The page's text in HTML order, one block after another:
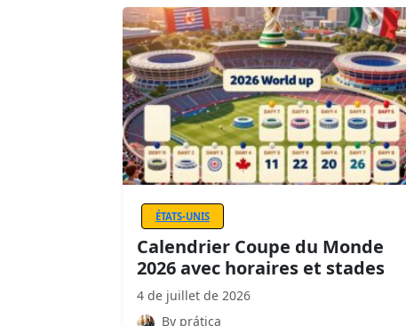
ÉTATS-UNIS
Calendrier Coupe du Monde
2026 avec horaires et stades
4 de juillet de 2026
By prática